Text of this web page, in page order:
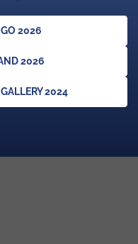
2026
2026
2024